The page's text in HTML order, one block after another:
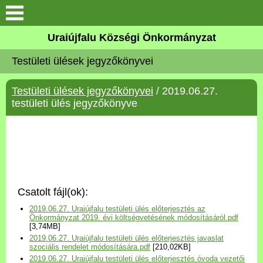
Köszöntő
Elérhetőségek
Uraiújfalu
Választási információk
Versenyképes Járások
Program
Uraiújfalu Községi Önkormányzat
Testületi ülések jegyzőkönyvei
Testületi ülések jegyzőkönyvei / 2019.06.27.
testületi ülés jegyzőkönyve
Csatolt fájl(ok):
2019.06.27. Uraiújfalu testületi ülés előterjesztés az
Önkormányzat 2019. évi költségvetésének módosításáról.pdf
[3,74MB]
2019.06.27. Uraiújfalu testületi ülés előterjesztés javaslat
szociális rendelet módosítására.pdf [210,02KB]
2019.06.27. Uraiújfalu testületi ülés előterjesztés óvoda vezetői